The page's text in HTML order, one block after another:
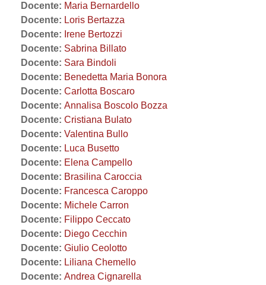
Docente: Maria Bernardello
Docente: Loris Bertazza
Docente: Irene Bertozzi
Docente: Sabrina Billato
Docente: Sara Bindoli
Docente: Benedetta Maria Bonora
Docente: Carlotta Boscaro
Docente: Annalisa Boscolo Bozza
Docente: Cristiana Bulato
Docente: Valentina Bullo
Docente: Luca Busetto
Docente: Elena Campello
Docente: Brasilina Caroccia
Docente: Francesca Caroppo
Docente: Michele Carron
Docente: Filippo Ceccato
Docente: Diego Cecchin
Docente: Giulio Ceolotto
Docente: Liliana Chemello
Docente: Andrea Cignarella